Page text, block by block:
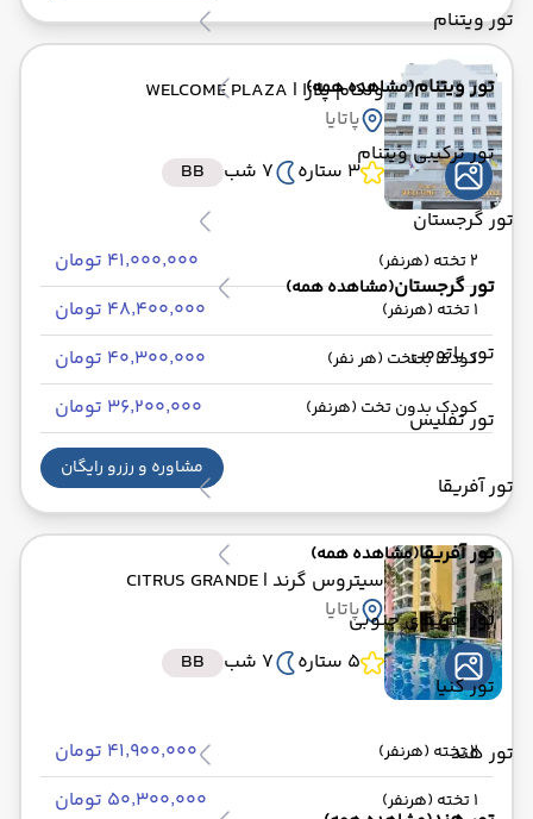
تور ویتنام
تور ویتنام(مشاهده همه)
تور ترکیبی ویتنام
تور گرجستان
تور گرجستان(مشاهده همه)
تور باتومی
تور تفلیس
تور آفریقا
تور آفریقا(مشاهده همه)
تور آفریقای جنوبی
تور کنیا
تور هند
ولکام پلازا | WELCOME PLAZA
پاتایا
3 ستاره
7 شب BB
2 تخته (هرنفر) ۴۱٬۰۰۰٬۰۰۰ تومان
1 تخته (هرنفر) ۴۸٬۴۰۰٬۰۰۰ تومان
کودک با تخت (هر نفر) ۴۰٬۳۰۰٬۰۰۰ تومان
کودک بدون تخت (هرنفر) ۳۶٬۲۰۰٬۰۰۰ تومان
مشاوره و رزرو رایگان
سیتروس گرند | CITRUS GRANDE
پاتایا
5 ستاره
7 شب BB
2 تخته (هرنفر) ۴۱٬۹۰۰٬۰۰۰ تومان
1 تخته (هرنفر) ۵۰٬۳۰۰٬۰۰۰ تومان